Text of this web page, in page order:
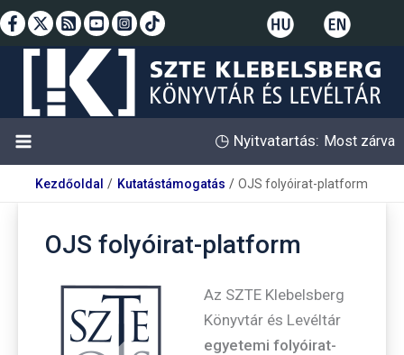
Skip
to
◷ Nyitvatartás: Most zárva
Kezdőoldal Kutatástámogatás OJS folyóirat-platform
OJS folyóirat-platform
Az SZTE Klebelsberg
Könyvtár és Levéltár
egyetemi folyóirat-